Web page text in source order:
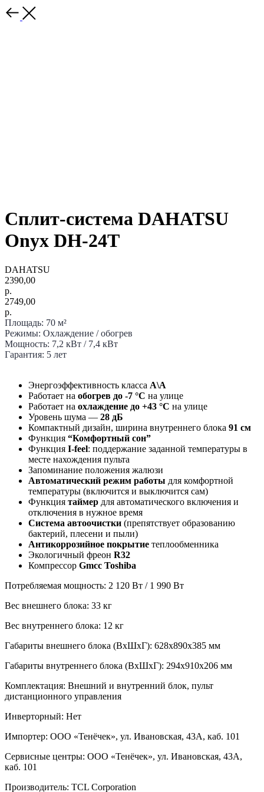
Сплит-система DAHATSU
Onyx DH-24T
DAHATSU
2390,00
р.
2749,00
р.
Площадь: 70 м²
Режимы: Охлаждение / обогрев
Мощность: 7,2 кВт / 7,4 кВт
Гарантия: 5 лет
Энергоэффективность класса A\А
Работает на обогрев до -7 °C на улице
Работает на охлаждение до +43 °C на улице
Уровень шума — 28 дБ
Компактный дизайн, ширина внутреннего блока 91 см
Функция “Комфортный сон”
Функция I-feel: поддержание заданной температуры в
месте нахождения пульта
Запоминание положения жалюзи
Автоматический режим работы для комфортной
температуры (включится и выключится сам)
Функция таймер для автоматического включения и
отключения в нужное время
Система автоочистки (препятствует образованию
бактерий, плесени и пыли)
Антикоррозийное покрытие теплообменника
Экологичный фреон R32
Компрессор Gmcc Toshiba
Потребляемая мощность: 2 120 Вт / 1 990 Вт
Вес внешнего блока: 33 кг
Вес внутреннего блока: 12 кг
Габариты внешнего блока (ВхШхГ): 628x890x385 мм
Габариты внутреннего блока (ВхШхГ): 294x910x206 мм
Комплектация: Внешний и внутренний блок, пульт
дистанционного управления
Инверторный: Нет
Импортер: ООО «Тенёчек», ул. Ивановская, 43А, каб. 101
Сервисные центры: ООО «Тенёчек», ул. Ивановская, 43А,
каб. 101
Производитель: TCL Corporation